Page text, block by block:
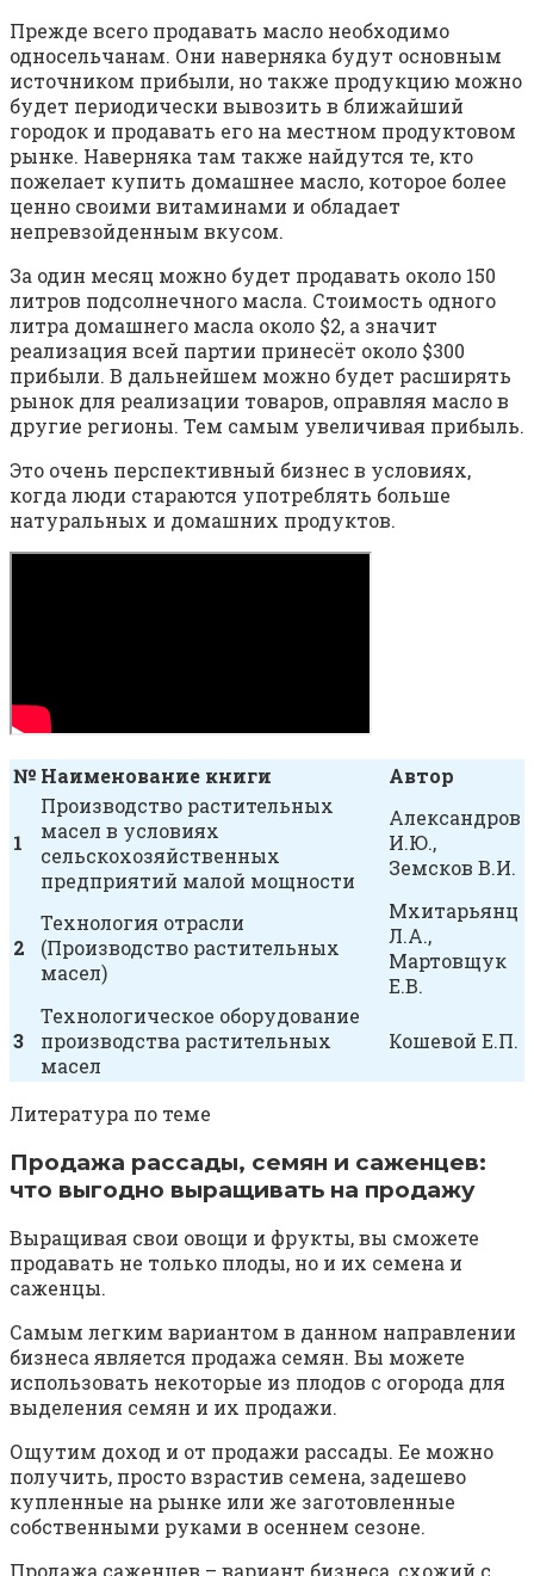
Прежде всего продавать масло необходимо
односельчанам. Они наверняка будут основным
источником прибыли, но также продукцию можно
будет периодически вывозить в ближайший
городок и продавать его на местном продуктовом
рынке. Наверняка там также найдутся те, кто
пожелает купить домашнее масло, которое более
ценно своими витаминами и обладает
непревзойденным вкусом.
За один месяц можно будет продавать около 150
литров подсолнечного масла. Стоимость одного
литра домашнего масла около $2, а значит
реализация всей партии принесёт около $300
прибыли. В дальнейшем можно будет расширять
рынок для реализации товаров, оправляя масло в
другие регионы. Тем самым увеличивая прибыль.
Это очень перспективный бизнес в условиях,
когда люди стараются употреблять больше
натуральных и домашних продуктов.
№ Наименование книги Автор
1
Производство растительных
масел в условиях
сельскохозяйственных
предприятий малой мощности
Александров
И.Ю.,
Земсков В.И.
2
Технология отрасли
(Производство растительных
масел)
Мхитарьянц
Л.А.,
Мартовщук
Е.В.
3
Технологическое оборудование
производства растительных
масел
Кошевой Е.П.
Литература по теме
Продажа рассады, семян и саженцев:
что выгодно выращивать на продажу
Выращивая свои овощи и фрукты, вы сможете
продавать не только плоды, но и их семена и
саженцы.
Самым легким вариантом в данном направлении
бизнеса является продажа семян. Вы можете
использовать некоторые из плодов с огорода для
выделения семян и их продажи.
Ощутим доход и от продажи рассады. Ее можно
получить, просто взрастив семена, задешево
купленные на рынке или же заготовленные
собственными руками в осеннем сезоне.